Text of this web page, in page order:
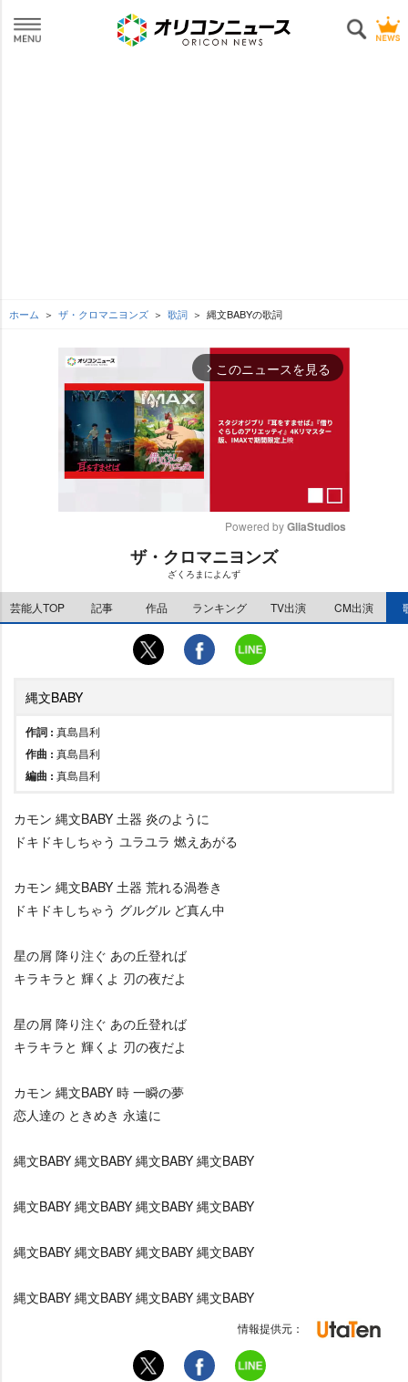
ホーム ザ・クロマニヨンズ 歌詞 縄文BABYの歌詞
arrow_forward_ios このニュースを見る
e
Powered by GliaStudios
ザ・クロマニヨンズ
ざくろまによんず
芸能人TOP 記事 作品 ランキング TV出演 CM出演
縄文BABY
作詞 : 真島昌利
作曲 : 真島昌利
編曲 : 真島昌利
カモン 縄文BABY 土器 炎のように
ドキドキしちゃう ユラユラ 燃えあがる
カモン 縄文BABY 土器 荒れる渦巻き
ドキドキしちゃう グルグル ど真ん中
星の屑 降り注ぐ あの丘登れば
キラキラと 輝くよ 刃の夜だよ
星の屑 降り注ぐ あの丘登れば
キラキラと 輝くよ 刃の夜だよ
カモン 縄文BABY 時 一瞬の夢
恋人達の ときめき 永遠に
縄文BABY 縄文BABY 縄文BABY 縄文BABY
縄文BABY 縄文BABY 縄文BABY 縄文BABY
縄文BABY 縄文BABY 縄文BABY 縄文BABY
縄文BABY 縄文BABY 縄文BABY 縄文BABY
情報提供元：